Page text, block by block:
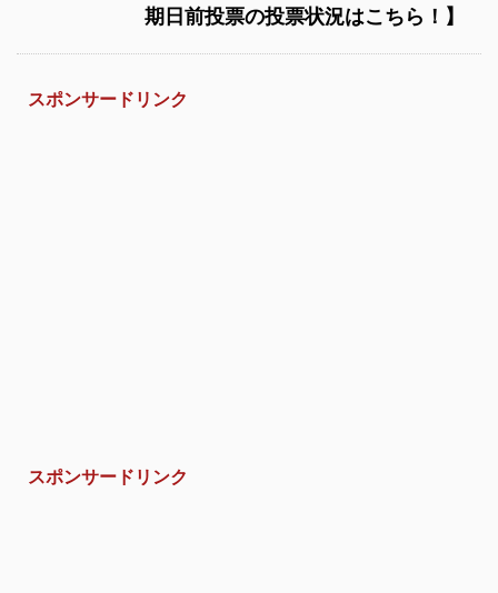
期日前投票の投票状況はこちら！】
スポンサードリンク
スポンサードリンク